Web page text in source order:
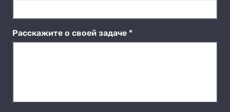
Расскажите о своей задаче *